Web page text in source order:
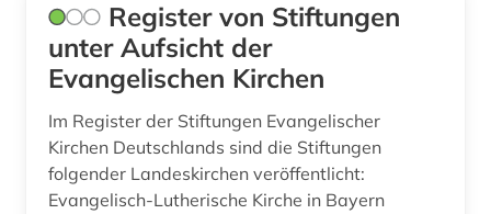
arbeitsrecht (34)
arbeitsrecht kommentar (1)
arbeitssicherheit (7)
Ungarn (8)
Vatikanstadt (1)
Register von Stiftungen
unter Aufsicht der
Evangelischen Kirchen
Im Register der Stiftungen Evangelischer
Kirchen Deutschlands sind die Stiftungen
folgender Landeskirchen veröffentlicht:
Evangelisch-Lutherische Kirche in Bayern